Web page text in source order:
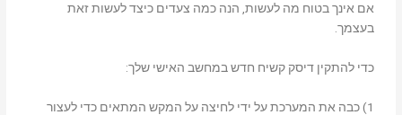
אם אינך בטוח מה לעשות, הנה כמה צעדים כיצד לעשות זאת
בעצמך.
כדי להתקין דיסק קשיח חדש במחשב האישי שלך:
1) כבה את המערכת על ידי לחיצה על המקש המתאים כדי לעצור